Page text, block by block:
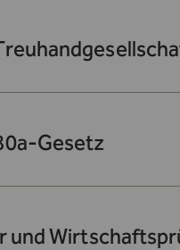
Gesetz